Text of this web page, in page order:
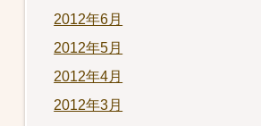
2012年6月
2012年5月
2012年4月
2012年3月